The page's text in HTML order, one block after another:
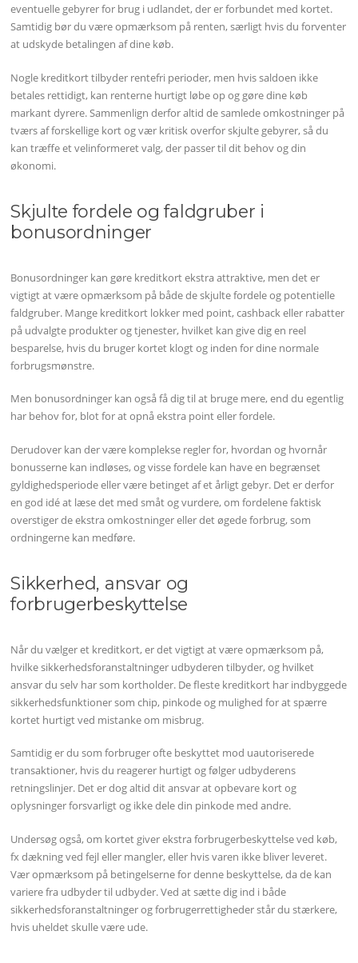
eventuelle gebyrer for brug i udlandet, der er forbundet med kortet.
Samtidig bør du være opmærksom på renten, særligt hvis du forventer
at udskyde betalingen af dine køb.
Nogle kreditkort tilbyder rentefri perioder, men hvis saldoen ikke
betales rettidigt, kan renterne hurtigt løbe op og gøre dine køb
markant dyrere. Sammenlign derfor altid de samlede omkostninger på
tværs af forskellige kort og vær kritisk overfor skjulte gebyrer, så du
kan træffe et velinformeret valg, der passer til dit behov og din
økonomi.
Skjulte fordele og faldgruber i
bonusordninger
Bonusordninger kan gøre kreditkort ekstra attraktive, men det er
vigtigt at være opmærksom på både de skjulte fordele og potentielle
faldgruber. Mange kreditkort lokker med point, cashback eller rabatter
på udvalgte produkter og tjenester, hvilket kan give dig en reel
besparelse, hvis du bruger kortet klogt og inden for dine normale
forbrugsmønstre.
Men bonusordninger kan også få dig til at bruge mere, end du egentlig
har behov for, blot for at opnå ekstra point eller fordele.
Derudover kan der være komplekse regler for, hvordan og hvornår
bonusserne kan indløses, og visse fordele kan have en begrænset
gyldighedsperiode eller være betinget af et årligt gebyr. Det er derfor
en god idé at læse det med småt og vurdere, om fordelene faktisk
overstiger de ekstra omkostninger eller det øgede forbrug, som
ordningerne kan medføre.
Sikkerhed, ansvar og
forbrugerbeskyttelse
Når du vælger et kreditkort, er det vigtigt at være opmærksom på,
hvilke sikkerhedsforanstaltninger udbyderen tilbyder, og hvilket
ansvar du selv har som kortholder. De fleste kreditkort har indbyggede
sikkerhedsfunktioner som chip, pinkode og mulighed for at spærre
kortet hurtigt ved mistanke om misbrug.
Samtidig er du som forbruger ofte beskyttet mod uautoriserede
transaktioner, hvis du reagerer hurtigt og følger udbyderens
retningslinjer. Det er dog altid dit ansvar at opbevare kort og
oplysninger forsvarligt og ikke dele din pinkode med andre.
Undersøg også, om kortet giver ekstra forbrugerbeskyttelse ved køb,
fx dækning ved fejl eller mangler, eller hvis varen ikke bliver leveret.
Vær opmærksom på betingelserne for denne beskyttelse, da de kan
variere fra udbyder til udbyder. Ved at sætte dig ind i både
sikkerhedsforanstaltninger og forbrugerrettigheder står du stærkere,
hvis uheldet skulle være ude.